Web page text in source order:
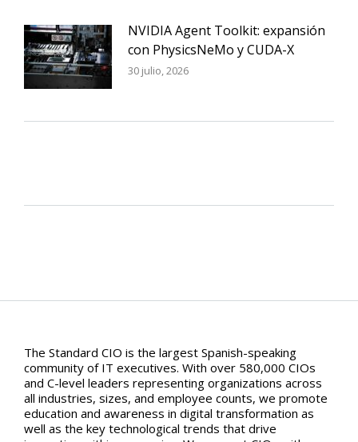
NVIDIA Agent Toolkit: expansión
con PhysicsNeMo y CUDA-X
30 julio, 2026
The Standard CIO is the largest Spanish-speaking
community of IT executives. With over 580,000 CIOs
and C-level leaders representing organizations across
all industries, sizes, and employee counts, we promote
education and awareness in digital transformation as
well as the key technological trends that drive